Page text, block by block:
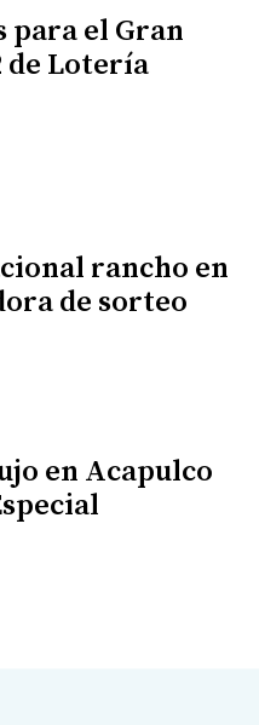
para el Gran
de Lotería
rancho en
de sorteo
en Acapulco